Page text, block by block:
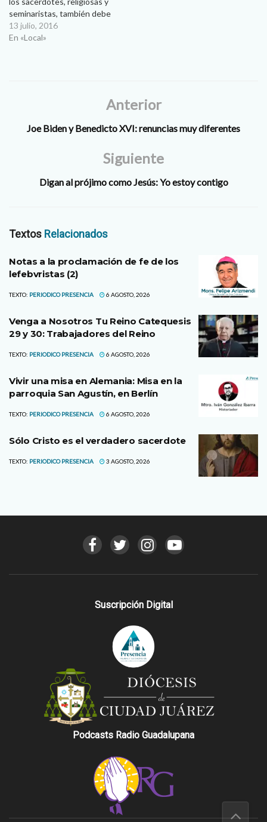
seminaristas, también debe
descansar en vacaciones.
Claudia Iveth Robles
13 julio, 2016
En «Local»
Anterior
Joe Biden y Benedicto XVI: renuncias muy diferentes
Siguiente
Digan al prójimo como Jesús: Yo estoy contigo
Textos Relacionados
Notas a la proclamación de fe de los
lefebvristas (2)
TEXTO: PERIODICO PRESENCIA 6 AGOSTO, 2026
Venga a Nosotros Tu Reino Catequesis
29 y 30: Trabajadores del Reino
TEXTO: PERIODICO PRESENCIA 6 AGOSTO, 2026
Vivir una misa en Alemania: Misa en la
parroquia San Agustín, en Berlín
TEXTO: PERIODICO PRESENCIA 6 AGOSTO, 2026
Sólo Cristo es el verdadero sacerdote
TEXTO: PERIODICO PRESENCIA 3 AGOSTO, 2026
Suscripción Digital
Podcasts Radio Guadalupana